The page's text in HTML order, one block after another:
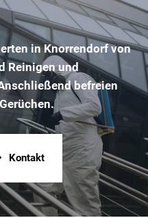
in Knorrendorf von
Reinigen und
befreien
Kontakt